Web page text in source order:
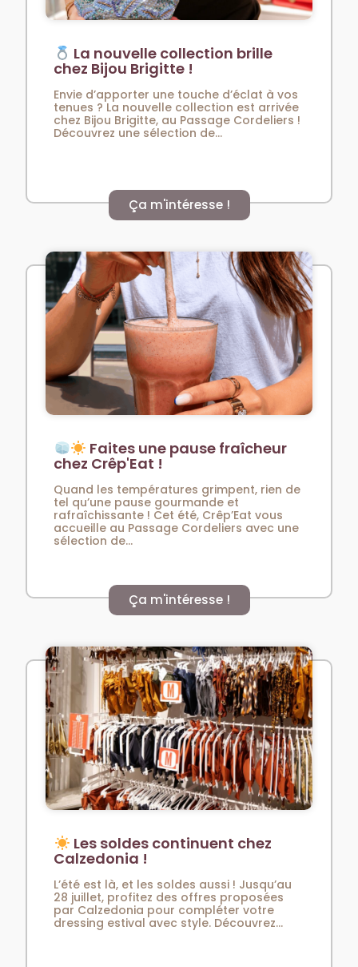
La nouvelle collection brille
chez Bijou Brigitte !
Envie d’apporter une touche d’éclat à vos
tenues ? La nouvelle collection est arrivée
chez Bijou Brigitte, au Passage Cordeliers !
Découvrez une sélection de...
Ça m'intéresse !
Faites une pause fraîcheur
chez Crêp'Eat !
Quand les températures grimpent, rien de
tel qu’une pause gourmande et
rafraîchissante ! Cet été, Crêp’Eat vous
accueille au Passage Cordeliers avec une
sélection de...
Ça m'intéresse !
Les soldes continuent chez
Calzedonia !
L’été est là, et les soldes aussi ! Jusqu’au
28 juillet, profitez des offres proposées
par Calzedonia pour compléter votre
dressing estival avec style. Découvrez...